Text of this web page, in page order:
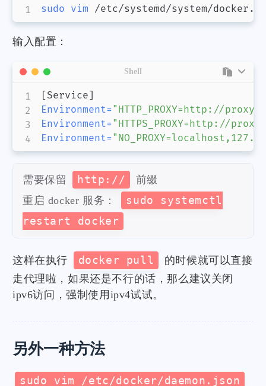
sudo vim /etc/systemd/system/
输入配置：
[Service]
Environment= "HTTP_PROXY=http://
Environment= "HTTPS_PROXY=http://
Environment=
Shell
需要保留 http://
前缀
重启 docker 服务：
sudo systemctl
restart docker
这样在执行 docker pull
的时候就可以直接
走代理啦，如果还是不行的话，那么建议关闭
ipv6访问，强制使用ipv4试试。
另外一种方法
sudo vim /etc/docker/daemon.json